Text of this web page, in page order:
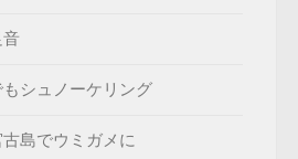
シュノーケリング
島でウミガメに